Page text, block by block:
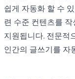
쉽게 자동화 할 수
련 수준 컨텐츠를
지원됩니다. 전문적
인간의 글쓰기를 자